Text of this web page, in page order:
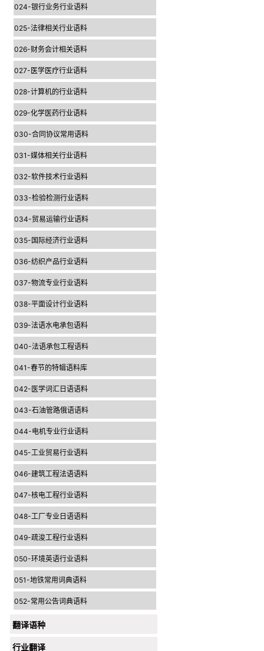
024-银行业务行业语料
025-法律相关行业语料
026-财务会计相关语料
027-医学医疗行业语料
028-计算机的行业语料
029-化学医药行业语料
030-合同协议常用语料
031-媒体相关行业语料
032-软件技术行业语料
033-检验检测行业语料
034-贸易运输行业语料
035-国际经济行业语料
036-纺织产品行业语料
037-物流专业行业语料
038-平面设计行业语料
039-法语水电承包语料
040-法语承包工程语料
041-春节的特辑语料库
042-医学词汇日语语料
043-石油管路俄语语料
044-电机专业行业语料
045-工业贸易行业语料
046-建筑工程法语语料
047-核电工程行业语料
048-工厂专业日语语料
049-疏浚工程行业语料
050-环境英语行业语料
051-地铁常用词典语料
052-常用公告词典语料
翻译语种
行业翻译